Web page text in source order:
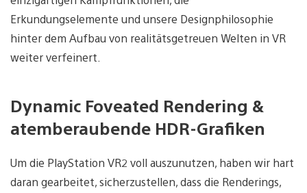
Erkundungselemente und unsere Designphilosophie
hinter dem Aufbau von realitätsgetreuen Welten in VR
weiter verfeinert.
Dynamic Foveated Rendering &
atemberaubende HDR-Grafiken
Um die PlayStation VR2 voll auszunutzen, haben wir hart
daran gearbeitet, sicherzustellen, dass die Renderings,